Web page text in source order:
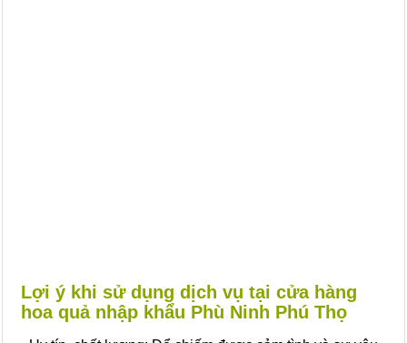
Lợi ý khi sử dụng dịch vụ tại cửa hàng
hoa quả nhập khẩu Phù Ninh Phú Thọ